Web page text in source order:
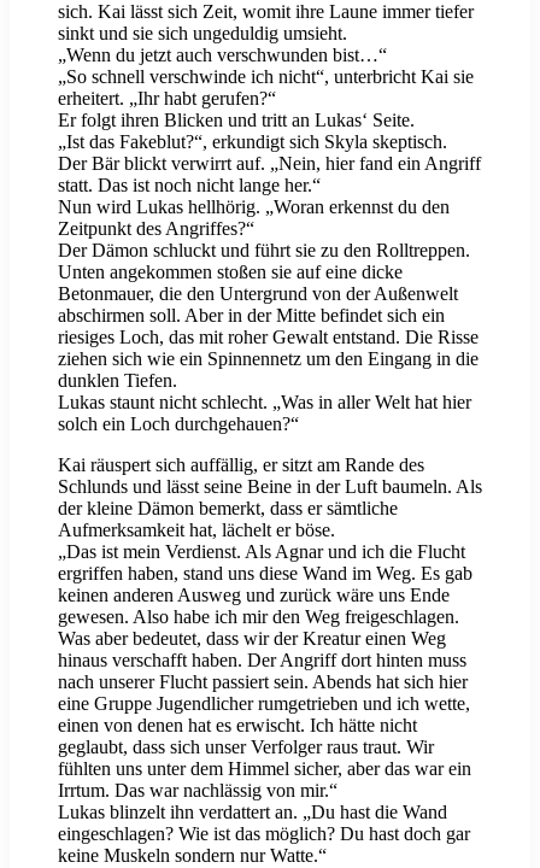
sich. Kai lässt sich Zeit, womit ihre Laune immer tiefer
sinkt und sie sich ungeduldig umsieht.
„Wenn du jetzt auch verschwunden bist…“
„So schnell verschwinde ich nicht“, unterbricht Kai sie
erheitert. „Ihr habt gerufen?“
Er folgt ihren Blicken und tritt an Lukas‘ Seite.
„Ist das Fakeblut?“, erkundigt sich Skyla skeptisch.
Der Bär blickt verwirrt auf. „Nein, hier fand ein Angriff
statt. Das ist noch nicht lange her.“
Nun wird Lukas hellhörig. „Woran erkennst du den
Zeitpunkt des Angriffes?“
Der Dämon schluckt und führt sie zu den Rolltreppen.
Unten angekommen stoßen sie auf eine dicke
Betonmauer, die den Untergrund von der Außenwelt
abschirmen soll. Aber in der Mitte befindet sich ein
riesiges Loch, das mit roher Gewalt entstand. Die Risse
ziehen sich wie ein Spinnennetz um den Eingang in die
dunklen Tiefen.
Lukas staunt nicht schlecht. „Was in aller Welt hat hier
solch ein Loch durchgehauen?“
Kai räuspert sich auffällig, er sitzt am Rande des
Schlunds und lässt seine Beine in der Luft baumeln. Als
der kleine Dämon bemerkt, dass er sämtliche
Aufmerksamkeit hat, lächelt er böse.
„Das ist mein Verdienst. Als Agnar und ich die Flucht
ergriffen haben, stand uns diese Wand im Weg. Es gab
keinen anderen Ausweg und zurück wäre uns Ende
gewesen. Also habe ich mir den Weg freigeschlagen.
Was aber bedeutet, dass wir der Kreatur einen Weg
hinaus verschafft haben. Der Angriff dort hinten muss
nach unserer Flucht passiert sein. Abends hat sich hier
eine Gruppe Jugendlicher rumgetrieben und ich wette,
einen von denen hat es erwischt. Ich hätte nicht
geglaubt, dass sich unser Verfolger raus traut. Wir
fühlten uns unter dem Himmel sicher, aber das war ein
Irrtum. Das war nachlässig von mir.“
Lukas blinzelt ihn verdattert an. „Du hast die Wand
eingeschlagen? Wie ist das möglich? Du hast doch gar
keine Muskeln sondern nur Watte.“